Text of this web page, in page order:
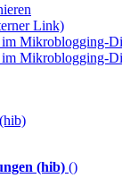
Link)
Mikroblogging-
Mikroblogging-
(hib) ()